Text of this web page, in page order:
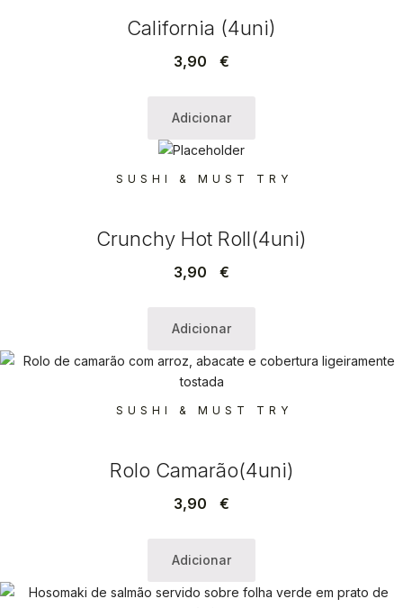
California (4uni)
3,90 €
Adicionar
SUSHI & MUST TRY
Crunchy Hot Roll(4uni)
3,90 €
Adicionar
SUSHI & MUST TRY
Rolo Camarão(4uni)
3,90 €
Adicionar